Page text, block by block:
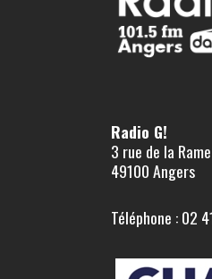
Radio G!
3 rue de la Rame
49100 Angers
Téléphone : 02